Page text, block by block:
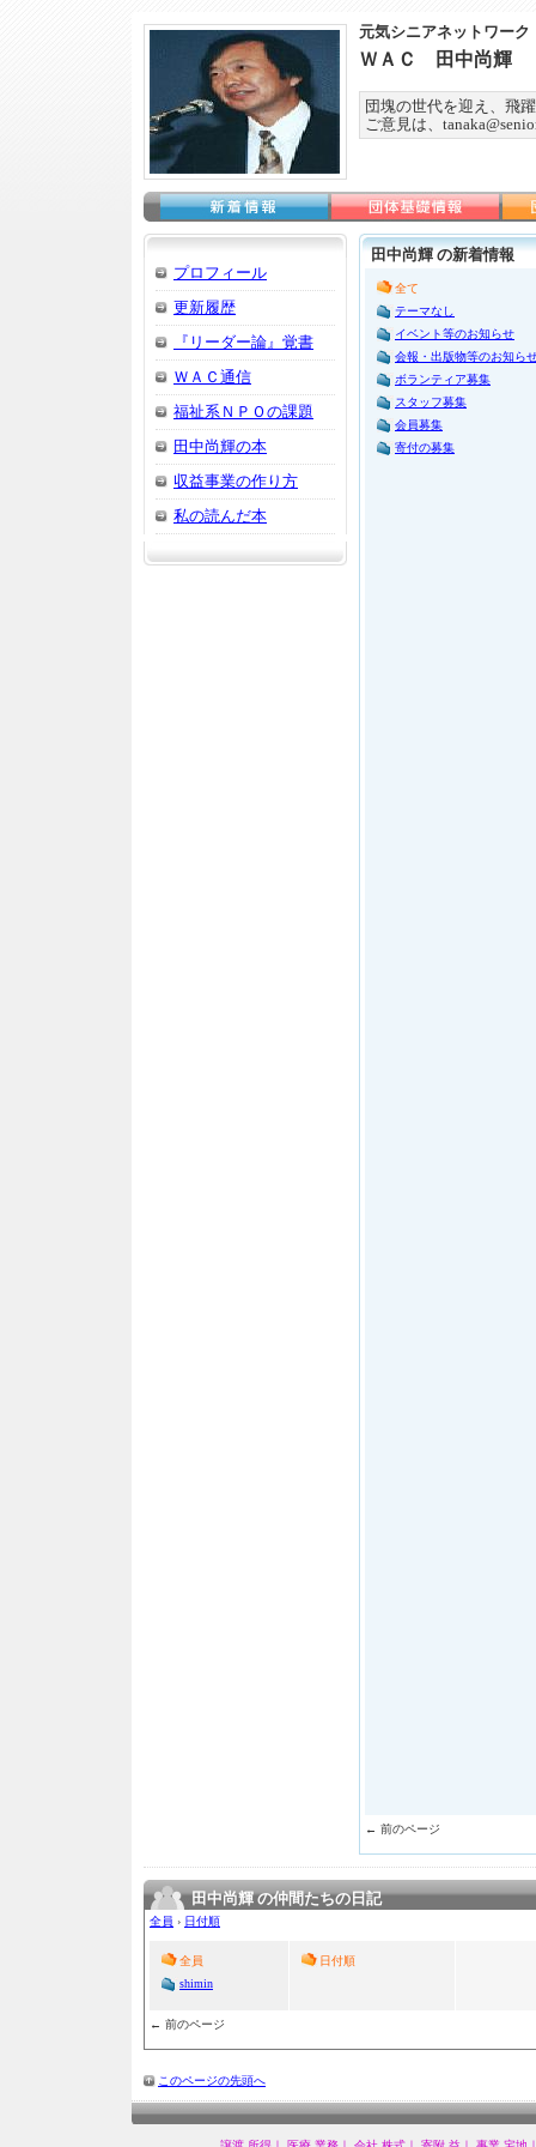
元気シニアネットワーク
ＷＡＣ 田中尚輝
団塊の世代を迎え、飛
ご意見は、
プロフィール
更新履歴
『リーダー論』覚書
ＷＡＣ通信
福祉系ＮＰＯの課題
田中尚輝の本
収益事業の作り方
私の読んだ本
田中尚輝 の新着情報
全て
テーマなし
イベント等のお知らせ
会報・出版物等のお知ら
ボランティア募集
スタッフ募集
会員募集
寄付の募集
← 前のページ
田中尚輝 の仲間たちの日記
全員 › 日付順
全員
shimin
日付順
← 前のページ
このページの先頭へ